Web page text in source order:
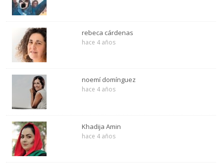
rebeca cárdenas
hace 4 años
noemí domínguez
hace 4 años
Khadija Amin
hace 4 años